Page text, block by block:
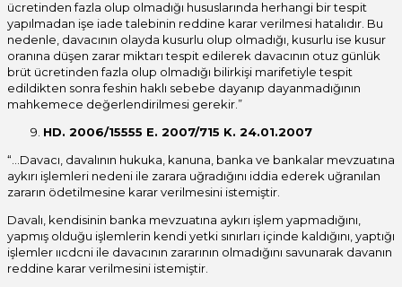
ücretinden fazla olup olmadığı hususlarında herhangi bir tespit
yapılmadan işe iade talebinin reddine karar verilmesi hatalıdır. Bu
nedenle, davacının olayda kusurlu olup olmadığı, kusurlu ise kusur
oranına düşen zarar miktarı tespit edilerek davacının otuz günlük
brüt ücretinden fazla olup olmadığı bilirkişi marifetiyle tespit
edildikten sonra feshin haklı sebebe dayanıp dayanmadığının
mahkemece değerlendirilmesi gerekir.”
HD. 2006/15555 E. 2007/715 K. 24.01.2007
“…Davacı, davalının hukuka, kanuna, banka ve bankalar mevzuatına
aykırı işlemleri nedeni ile zarara uğradığını iddia ederek uğranılan
zararın ödetilmesine karar verilmesini istemiştir.
Davalı, kendisinin banka mevzuatına aykırı işlem yapmadığını,
yapmış olduğu işlemlerin kendi yetki sınırları içinde kaldığını, yaptığı
işlemler ııcdcni ile davacının zararının olmadığını savunarak davanın
reddine karar verilmesini istemiştir.